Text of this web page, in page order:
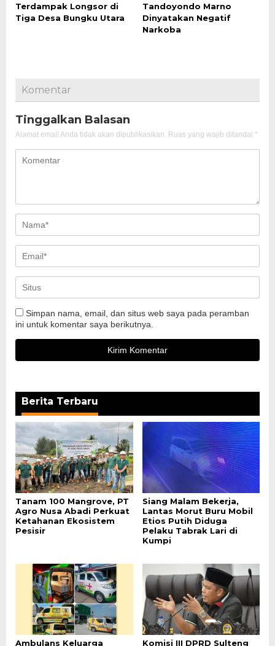
Terdampak Longsor di
Tiga Desa Bungku Utara
Tandoyondo Marno
Dinyatakan Negatif
Narkoba
Komentar
Tinggalkan Balasan
Alamat email Anda tidak akan dipublikasikan. Ruas yang wajib ditandai *
Simpan nama, email, dan situs web saya pada peramban
ini untuk komentar saya berikutnya.
Berita Terbaru
Tanam 100 Mangrove, PT
Agro Nusa Abadi Perkuat
Ketahanan Ekosistem
Pesisir
Siang Malam Bekerja,
Lantas Morut Buru Mobil
Etios Putih Diduga
Pelaku Tabrak Lari di
Kumpi
Ambulans Keluarga
Komisi III DPRD Sulteng